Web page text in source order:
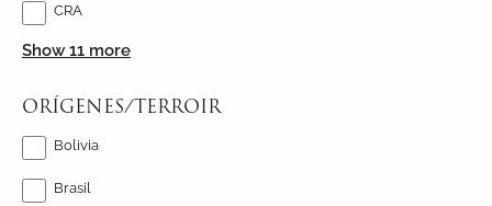
CRA
Show 11 more
ORÍGENES/TERROIR
Bolivia
Brasil